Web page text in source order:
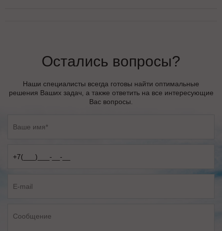
Остались вопросы?
Наши специалисты всегда готовы найти оптимальные
решения Ваших задач, а также ответить на все интересующие
Вас вопросы.